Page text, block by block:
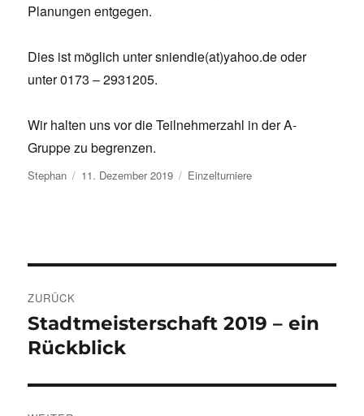
Planungen entgegen.
Dies ist möglich unter sniendie(at)yahoo.de oder
unter 0173 – 2931205.
Wir halten uns vor die Teilnehmerzahl in der A-
Gruppe zu begrenzen.
Autor
Stephan Veröffentlicht
am
11. Dezember 2019 Kategorien
Einzelturniere
ZURÜCK
Vorheriger
Beitrag:
Stadtmeisterschaft 2019 – ein
Rückblick